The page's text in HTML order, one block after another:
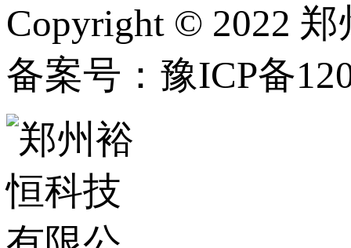
Copyright © 2022
备案号：豫ICP备